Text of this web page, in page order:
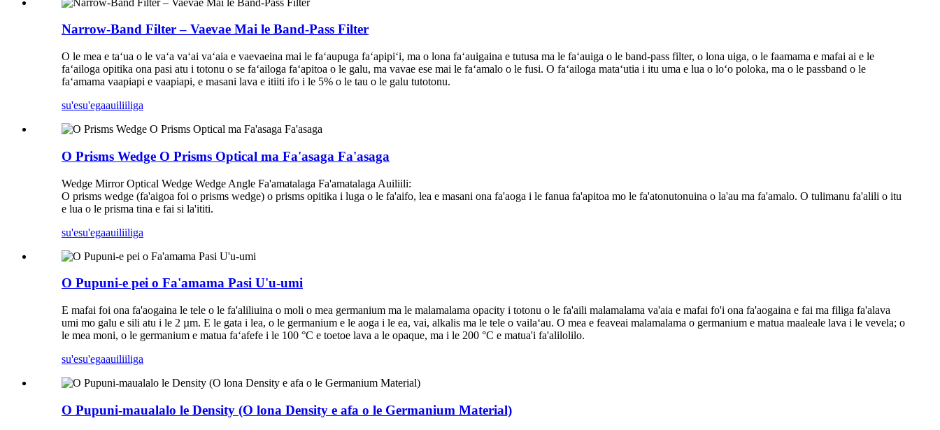
Narrow-Band Filter – Vaevae Mai le Band-Pass Filter
O le mea e taʻua o le vaʻa vaʻai vaʻaia e vaevaeina mai le faʻaupuga faʻapipiʻi, ma o lona faʻauigaina e tutusa ma le faʻauiga o le band-pass filter, o lona uiga, o le faamama e mafai ai e le
faʻailoga opitika ona pasi atu i totonu o se faʻailoga faʻapitoa o le galu, ma vavae ese mai le faʻamalo o le fusi. O faʻailoga mataʻutia i itu uma e lua o loʻo poloka, ma o le passband o le
faʻamama vaapiapi e vaapiapi, e masani lava e itiiti ifo i le 5% o le tau o le galu tutotonu.
su'esu'egaauiliiliga
O Prisms Wedge O Prisms Optical ma Fa'asaga Fa'asaga
Wedge Mirror Optical Wedge Wedge Angle Fa'amatalaga Fa'amatalaga Auiliili:
O prisms wedge (fa'aigoa foi o prisms wedge) o prisms opitika i luga o le fa'aifo, lea e masani ona fa'aoga i le fanua fa'apitoa mo le fa'atonutonuina o la'au ma fa'amalo. O tulimanu fa'alili o itu
e lua o le prisma tina e fai si la'ititi.
su'esu'egaauiliiliga
O Pupuni-e pei o Fa'amama Pasi U'u-umi
E mafai foi ona fa'aogaina le tele o le fa'aliliuina o moli o mea germanium ma le malamalama opacity i totonu o le fa'aili malamalama va'aia e mafai fo'i ona fa'aogaina e fai ma filiga fa'alava
umi mo galu e sili atu i le 2 µm. E le gata i lea, o le germanium e le aoga i le ea, vai, alkalis ma le tele o vailaʻau. O mea e feaveai malamalama o germanium e matua maaleale lava i le vevela; o
le mea moni, o le germanium e matua faʻafefe i le 100 °C e toetoe lava a le opaque, ma i le 200 °C e matua'i fa'alilolilo.
su'esu'egaauiliiliga
O Pupuni-maualalo le Density (O lona Density e afa o le Germanium Material)